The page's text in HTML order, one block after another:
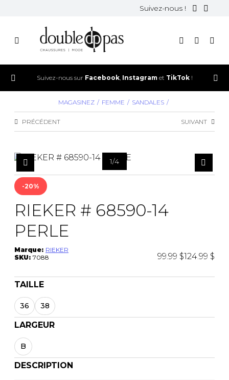
Suivez-nous !
Suivez-nous sur Facebook, Instagram et TikTok!
MAGASINEZ FEMME SANDALES
PRÉCÉDENT SUIVANT
1/4
-20%
RIEKER # 68590-14
PERLE
Marque: RIEKER
SKU: 7088 99.99 $124.99 $
TAILLE
36 38
LARGEUR
B
DESCRIPTION